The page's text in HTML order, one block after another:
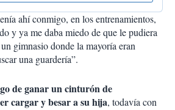
ahí conmigo, en los entrenamientos,
y ya me daba miedo de que le pudiera
gimnasio donde la mayoría eran
una guardería”.
de ganar un cinturón de
cargar y besar a su hija, todavía con